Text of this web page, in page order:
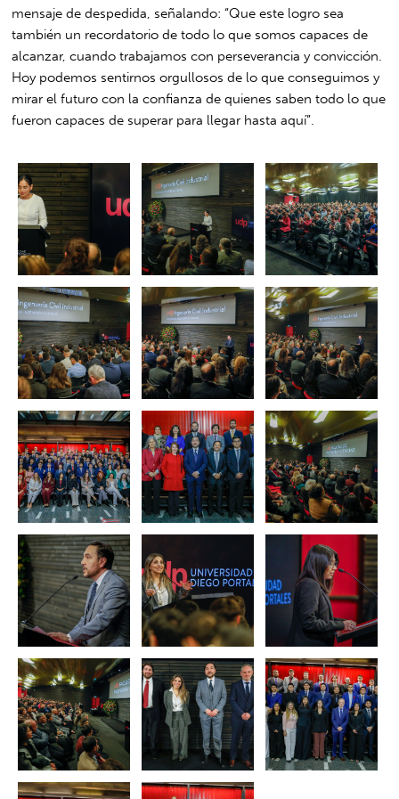
mensaje de despedida, señalando: “Que este logro sea
también un recordatorio de todo lo que somos capaces de
alcanzar, cuando trabajamos con perseverancia y convicción.
Hoy podemos sentirnos orgullosos de lo que conseguimos y
mirar el futuro con la confianza de quienes saben todo lo que
fueron capaces de superar para llegar hasta aquí”.